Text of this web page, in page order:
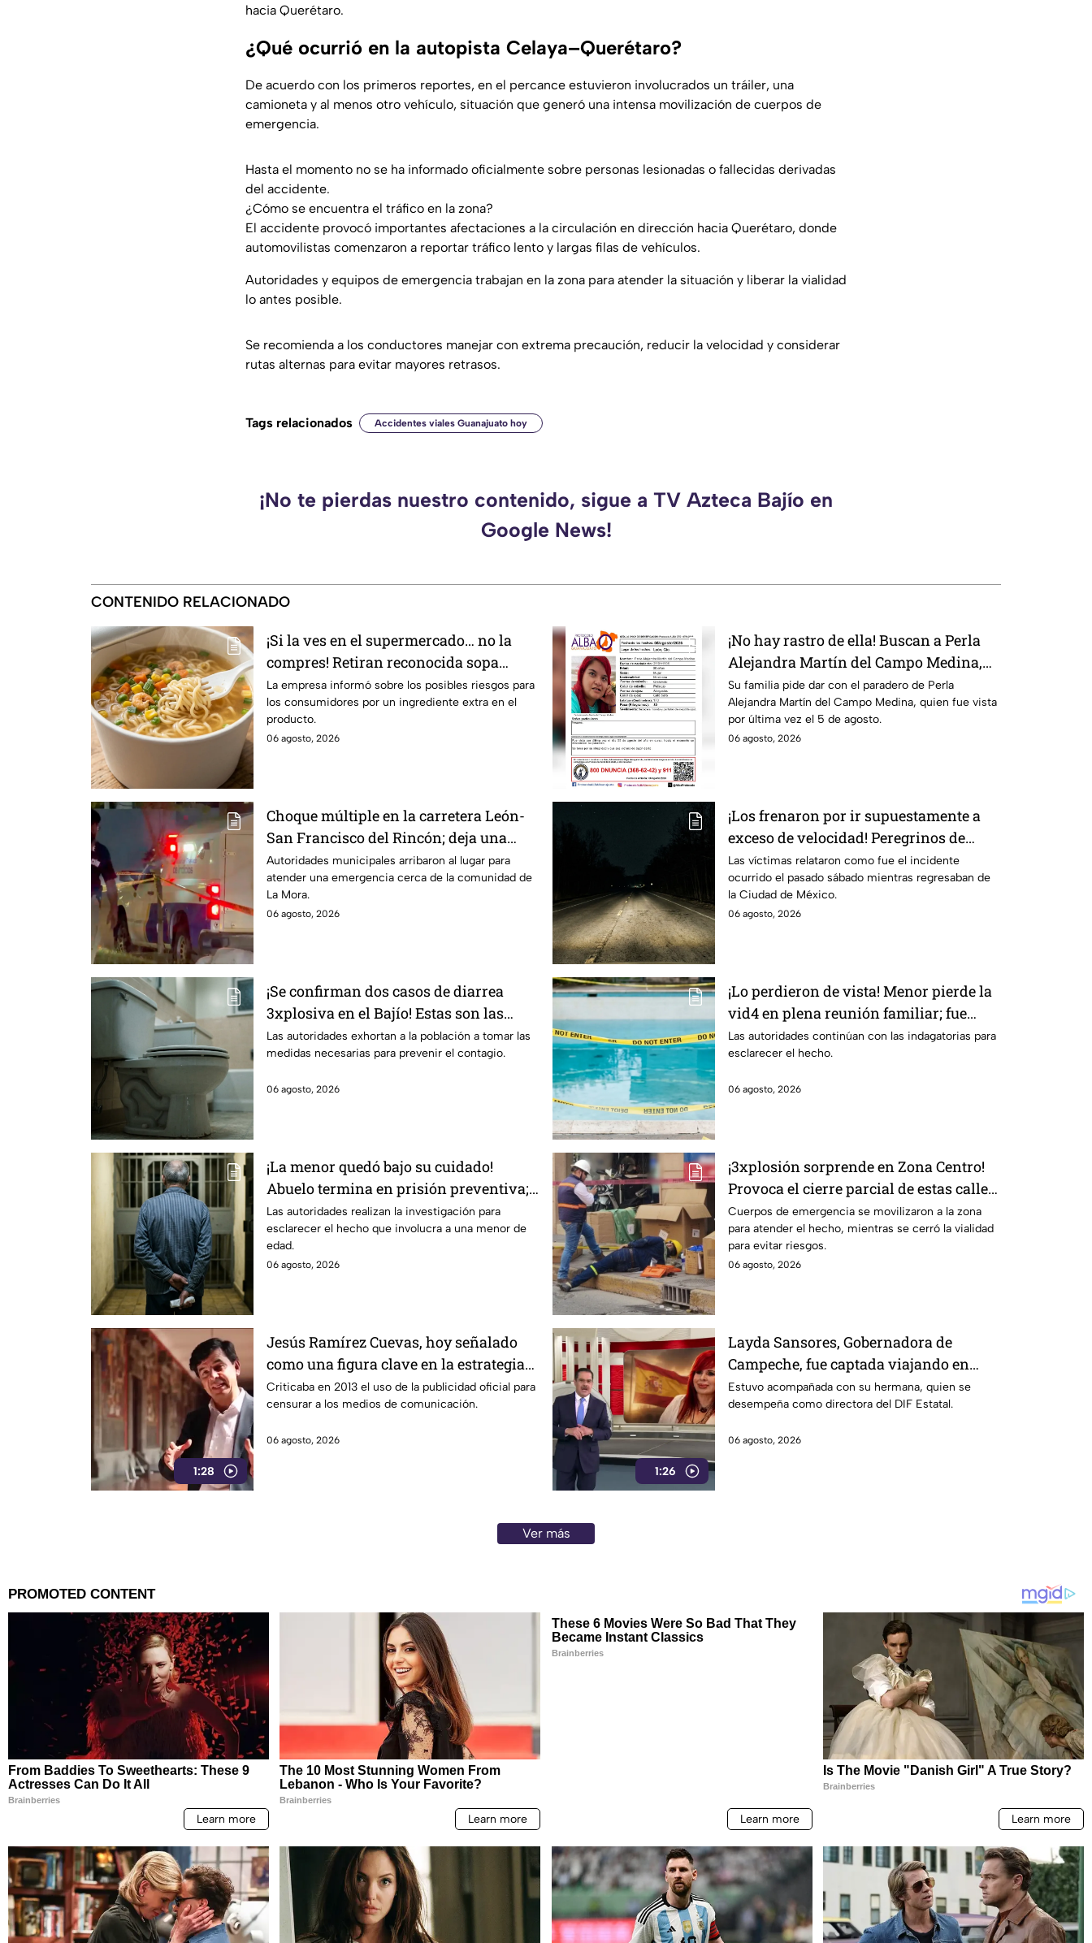
hacia Querétaro.
¿Qué ocurrió en la autopista Celaya–Querétaro?
De acuerdo con los primeros reportes, en el percance estuvieron involucrados un tráiler, una
camioneta y al menos otro vehículo, situación que generó una intensa movilización de cuerpos de
emergencia.
Hasta el momento no se ha informado oficialmente sobre personas lesionadas o fallecidas derivadas
del accidente.
¿Cómo se encuentra el tráfico en la zona?
El accidente provocó importantes afectaciones a la circulación en dirección hacia Querétaro, donde
automovilistas comenzaron a reportar tráfico lento y largas filas de vehículos.
Autoridades y equipos de emergencia trabajan en la zona para atender la situación y liberar la vialidad
lo antes posible.
Se recomienda a los conductores manejar con extrema precaución, reducir la velocidad y considerar
rutas alternas para evitar mayores retrasos.
Tags relacionados Accidentes viales Guanajuato hoy
¡No te pierdas nuestro contenido, sigue a TV Azteca Bajío en
Google News!
CONTENIDO RELACIONADO
¡Si la ves en el supermercado… no la
compres! Retiran reconocida sopa
instantánea por riesgo en uno de sus
ingredientes
La empresa informó sobre los posibles riesgos para
los consumidores por un ingrediente extra en el
producto.
06 agosto, 2026
¡No hay rastro de ella! Buscan a Perla
Alejandra Martín del Campo Medina,
desaparecida en Guanajuato
Su familia pide dar con el paradero de Perla
Alejandra Martín del Campo Medina, quien fue vista
por última vez el 5 de agosto.
06 agosto, 2026
Choque múltiple en la carretera León-
San Francisco del Rincón; deja una
persona sin vid4
Autoridades municipales arribaron al lugar para
atender una emergencia cerca de la comunidad de
La Mora.
06 agosto, 2026
¡Los frenaron por ir supuestamente a
exceso de velocidad! Peregrinos de
Nuevo Laredo relatan cómo fueron
asaltados en Irapuato
Las víctimas relataron como fue el incidente
ocurrido el pasado sábado mientras regresaban de
la Ciudad de México.
06 agosto, 2026
¡Se confirman dos casos de diarrea
3xplosiva en el Bajío! Estas son las
medidas para evitar el contagio
Las autoridades exhortan a la población a tomar las
medidas necesarias para prevenir el contagio.
06 agosto, 2026
¡Lo perdieron de vista! Menor pierde la
vid4 en plena reunión familiar; fue
localizado en la alberca
Las autoridades continúan con las indagatorias para
esclarecer el hecho.
06 agosto, 2026
¡La menor quedó bajo su cuidado!
Abuelo termina en prisión preventiva;
¿qué sucedió?
Las autoridades realizan la investigación para
esclarecer el hecho que involucra a una menor de
edad.
06 agosto, 2026
¡3xplosión sorprende en Zona Centro!
Provoca el cierre parcial de estas calles
de León
Cuerpos de emergencia se movilizaron a la zona
para atender el hecho, mientras se cerró la vialidad
para evitar riesgos.
06 agosto, 2026
1:28
Jesús Ramírez Cuevas, hoy señalado
como una figura clave en la estrategia
de censura del gobierno
Criticaba en 2013 el uso de la publicidad oficial para
censurar a los medios de comunicación.
06 agosto, 2026
1:26
Layda Sansores, Gobernadora de
Campeche, fue captada viajando en
primera clase rumbo a Madrid
Estuvo acompañada con su hermana, quien se
desempeña como directora del DIF Estatal.
06 agosto, 2026
Ver más